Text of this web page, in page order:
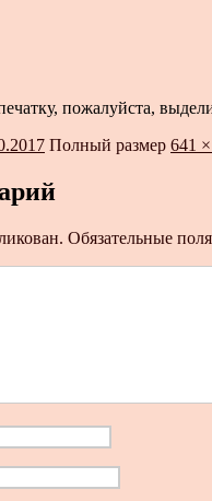
пожалуйста,
Полный размер 641
Обязательные